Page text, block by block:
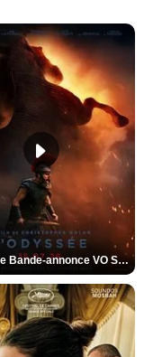
L'Odyssée Bande-annonce VO STFR